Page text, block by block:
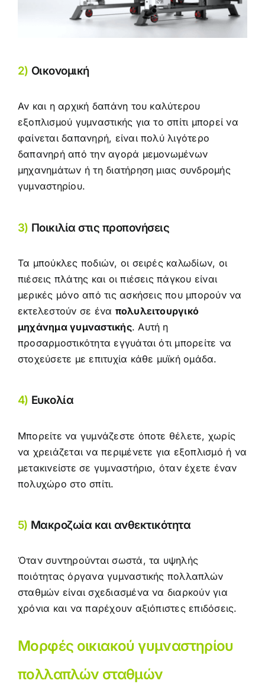
2) Οικονομική
Αν και η αρχική δαπάνη του καλύτερου
εξοπλισμού γυμναστικής για το σπίτι μπορεί να
φαίνεται δαπανηρή, είναι πολύ λιγότερο
δαπανηρή από την αγορά μεμονωμένων
μηχανημάτων ή τη διατήρηση μιας συνδρομής
γυμναστηρίου.
3) Ποικιλία στις προπονήσεις
Τα μπούκλες ποδιών, οι σειρές καλωδίων, οι
πιέσεις πλάτης και οι πιέσεις πάγκου είναι
μερικές μόνο από τις ασκήσεις που μπορούν να
εκτελεστούν σε ένα πολυλειτουργικό
μηχάνημα γυμναστικής. Αυτή η
προσαρμοστικότητα εγγυάται ότι μπορείτε να
στοχεύσετε με επιτυχία κάθε μυϊκή ομάδα.
4) Ευκολία
Μπορείτε να γυμνάζεστε όποτε θέλετε, χωρίς
να χρειάζεται να περιμένετε για εξοπλισμό ή να
μετακινείστε σε γυμναστήριο, όταν έχετε έναν
πολυχώρο στο σπίτι.
5) Μακροζωία και ανθεκτικότητα
Όταν συντηρούνται σωστά, τα υψηλής
ποιότητας όργανα γυμναστικής πολλαπλών
σταθμών είναι σχεδιασμένα να διαρκούν για
χρόνια και να παρέχουν αξιόπιστες επιδόσεις.
Μορφές οικιακού γυμναστηρίου
πολλαπλών σταθμών